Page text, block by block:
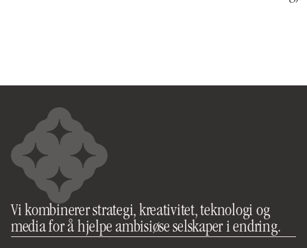
Vi kombinerer strategi, kreativitet, teknologi og
media for å hjelpe ambisiøse selskaper i endring.